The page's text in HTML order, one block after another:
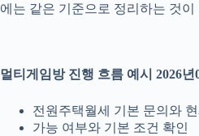
에는 같은 기준으로 정리하는 것이
멀티게임방 진행 흐름 예시 2026년
전원주택월세 기본 문의와
가능 여부와 기본 조건 확인